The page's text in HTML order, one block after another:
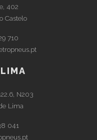
402
Castelo
710
N203
Lima
041